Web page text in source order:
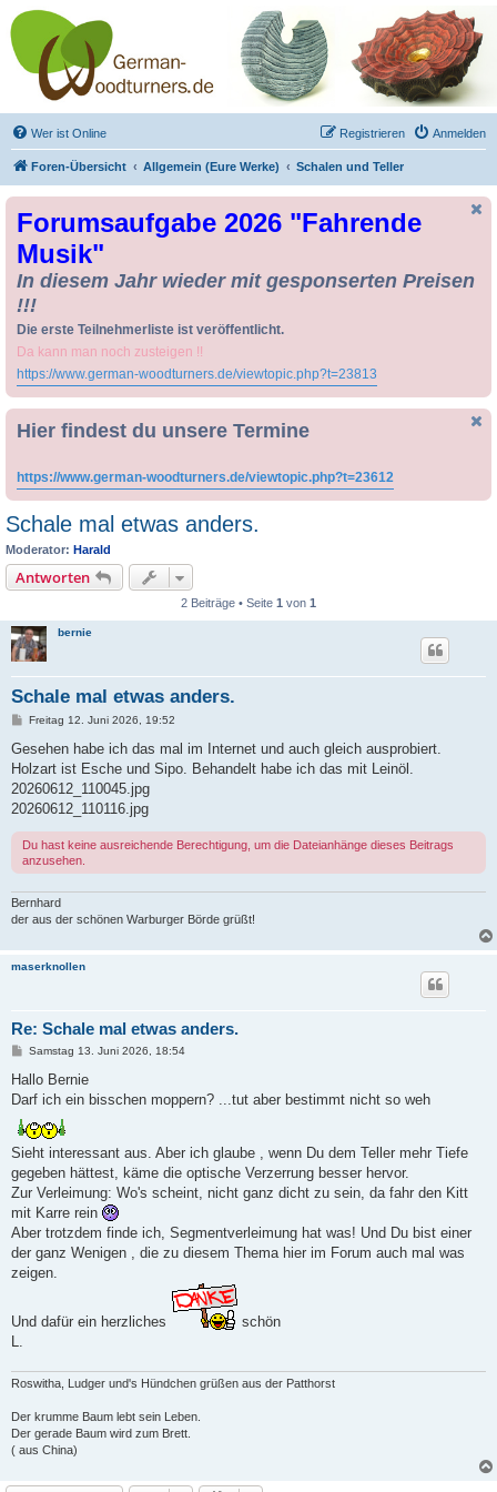
Drechseln und
Kunsthandwerk -
German-Woodturners
*Forum Sauerland*
Der Treffpunkt für Drechsler und Freunde des Kunsthandwerks
Wer ist Online Anmelden
Registrieren
Foren-Übersicht Allgemein (Eure Werke) Schalen und Teller
Forumsaufgabe 2026 "Fahrende
Musik"
In diesem Jahr wieder mit gesponserten Preisen
!!!
Die erste Teilnehmerliste ist veröffentlicht.
Da kann man noch zusteigen !!
https://www.german-woodturners.de/viewtopic.php?t=23813
Hier findest du unsere Termine
https://www.german-woodturners.de/viewtopic.php?t=23612
Schale mal etwas anders.
Moderator: Harald
Antworten
2 Beiträge • Seite 1 von 1
bernie
Schale mal etwas anders.
B
i
r
a
Freitag 12. Juni 2026, 19:52
Gesehen habe ich das mal im Internet und auch gleich ausprobiert.
Holzart ist Esche und Sipo. Behandelt habe ich das mit Leinöl.
20260612_110045.jpg
20260612_110116.jpg
Du hast keine ausreichende Berechtigung, um die Dateianhänge dieses Beitrags
anzusehen.
Bernhard
der aus der schönen Warburger Börde grüßt!
maserknollen
Re: Schale mal etwas anders.
B
i
r
g
Samstag 13. Juni 2026, 18:54
Hallo Bernie
Darf ich ein bisschen moppern? ...tut aber bestimmt nicht so weh
Sieht interessant aus. Aber ich glaube , wenn Du dem Teller mehr Tiefe
gegeben hättest, käme die optische Verzerrung besser hervor.
Zur Verleimung: Wo's scheint, nicht ganz dicht zu sein, da fahr den Kitt
mit Karre rein
Aber trotzdem finde ich, Segmentverleimung hat was! Und Du bist einer
der ganz Wenigen , die zu diesem Thema hier im Forum auch mal was
zeigen.
Und dafür ein herzliches
schön
Roswitha, Ludger und's Hündchen grüßen aus der Patthorst
Der krumme Baum lebt sein Leben.
Der gerade Baum wird zum Brett.
( aus China)